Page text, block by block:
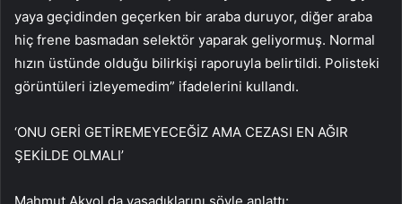
yaya geçidinden geçerken bir araba duruyor, diğer araba
hiç frene basmadan selektör yaparak geliyormuş. Normal
hızın üstünde olduğu bilirkişi raporuyla belirtildi. Polisteki
görüntüleri izleyemedim” ifadelerini kullandı.
‘ONU GERİ GETİREMEYECEĞİZ AMA CEZASI EN AĞIR
ŞEKİLDE OLMALI’